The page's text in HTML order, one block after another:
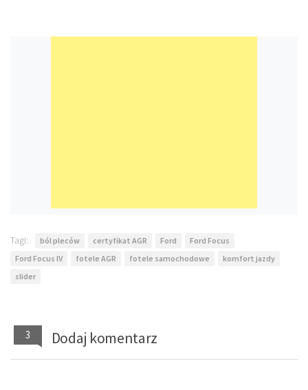
Tagi: ból pleców certyfikat AGR Ford
Ford Focus
Ford Focus IV
fotele AGR fotele samochodowe
komfort jazdy
slider
3 Dodaj komentarz